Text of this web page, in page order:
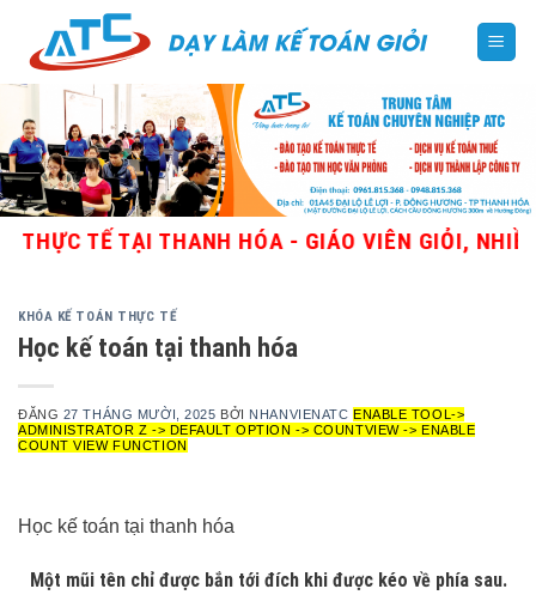
content
TẾ TẠI THANH HÓA - GIÁO VIÊN GIỎI, NHIỀU
KHÓA KẾ TOÁN THỰC TẾ
Học kế toán tại thanh hóa
ĐĂNG 27 THÁNG MƯỜI, 2025 BỞI NHANVIENATC ENABLE TOOL->
ADMINISTRATOR Z -> DEFAULT OPTION -> COUNTVIEW -> ENABLE
COUNT VIEW FUNCTION
Học kế toán tại thanh hóa
Một mũi tên chỉ được bắn tới đích khi được kéo về phía sau.